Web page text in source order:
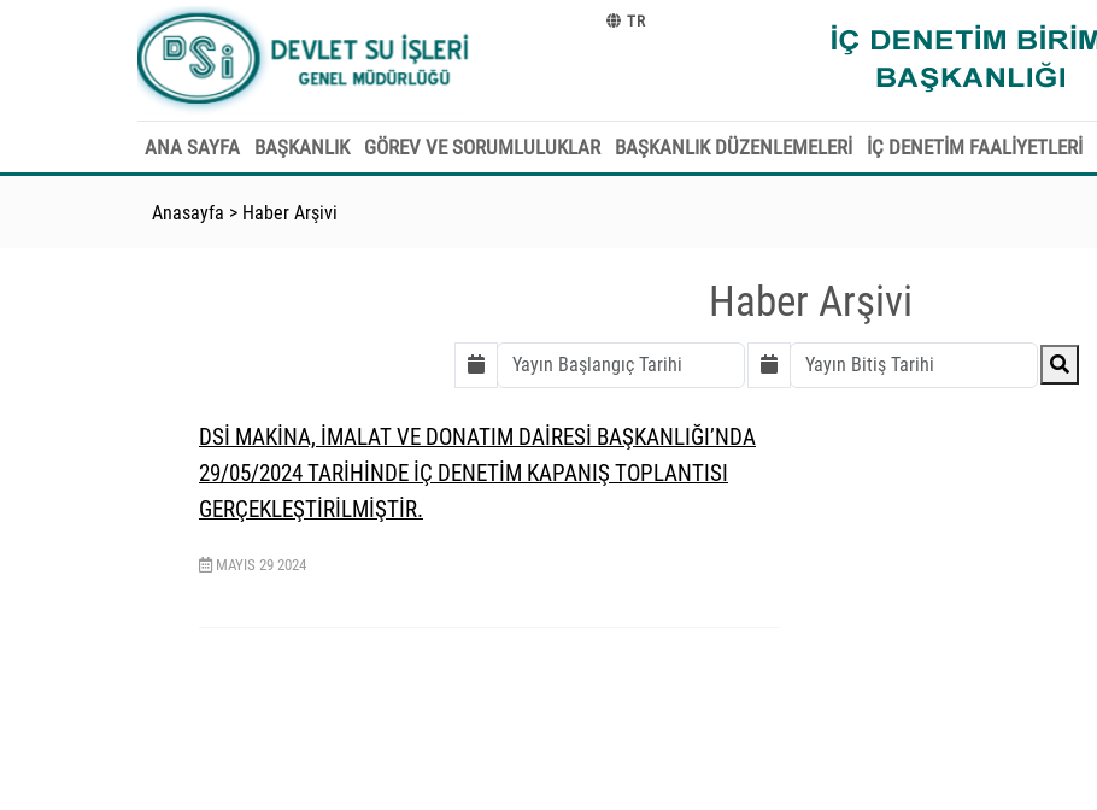
TR
ANA SAYFA BAŞKANLIK GÖREV VE SORUMLULUKLAR BAŞKANLIK DÜZENLEMELERİ İÇ DENETİM FAALİYETLERİ
Anasayfa > Haber Arşivi
Haber Arşivi
DSİ MAKİNA, İMALAT VE DONATIM DAİRESİ BAŞKANLIĞI’NDA
29/05/2024 TARİHİNDE İÇ DENETİM KAPANIŞ TOPLANTISI
GERÇEKLEŞTİRİLMİŞTİR.
MAYIS 29 2024